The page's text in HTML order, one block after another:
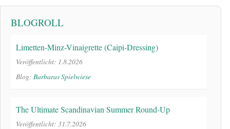
BLOGROLL
Limetten-Minz-Vinaigrette (Caipi-Dressing)
Veröffentlicht: 1.8.2026
Blog: Barbaras Spielwiese
The Ultimate Scandinavian Summer Round-Up
Veröffentlicht: 31.7.2026